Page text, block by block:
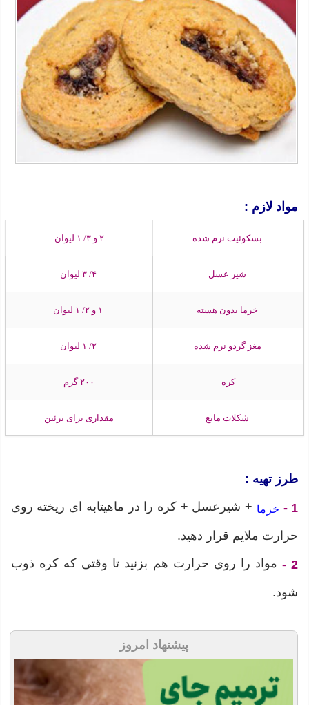
مواد لازم :
بسکوئیت نرم شده ۲ و ۳/ ۱ لیوان
شیر عسل ۴/ ۳ لیوان
خرما بدون هسته
مغز گردو نرم شده ۲/ ۱ لیوان
کره ۲۰۰ گرم
شکلات مایع مقداری برای تزئین
طرز تهیه :
1 - خرما + شیرعسل + کره را در ماهیتابه ای ریخته روی
حرارت ملایم قرار دهید.
2 - مواد را روی حرارت هم بزنید تا وقتی که کره ذوب
شود.
پیشنهاد امروز